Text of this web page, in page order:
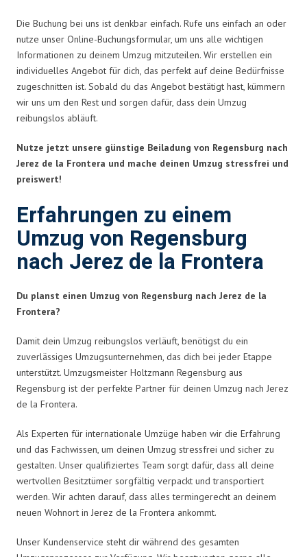
Die Buchung bei uns ist denkbar einfach. Rufe uns einfach an oder
nutze unser Online-Buchungsformular, um uns alle wichtigen
Informationen zu deinem Umzug mitzuteilen. Wir erstellen ein
individuelles Angebot für dich, das perfekt auf deine Bedürfnisse
zugeschnitten ist. Sobald du das Angebot bestätigt hast, kümmern
wir uns um den Rest und sorgen dafür, dass dein Umzug
reibungslos abläuft.
Nutze jetzt unsere günstige Beiladung von Regensburg nach
Jerez de la Frontera und mache deinen Umzug stressfrei und
preiswert!
Erfahrungen zu einem
Umzug von Regensburg
nach Jerez de la Frontera
Du planst einen Umzug von Regensburg nach Jerez de la
Frontera?
Damit dein Umzug reibungslos verläuft, benötigst du ein
zuverlässiges Umzugsunternehmen, das dich bei jeder Etappe
unterstützt. Umzugsmeister Holtzmann Regensburg aus
Regensburg ist der perfekte Partner für deinen Umzug nach Jerez
de la Frontera.
Als Experten für internationale Umzüge haben wir die Erfahrung
und das Fachwissen, um deinen Umzug stressfrei und sicher zu
gestalten. Unser qualifiziertes Team sorgt dafür, dass all deine
wertvollen Besitztümer sorgfältig verpackt und transportiert
werden. Wir achten darauf, dass alles termingerecht an deinem
neuen Wohnort in Jerez de la Frontera ankommt.
Unser Kundenservice steht dir während des gesamten